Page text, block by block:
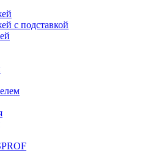
с подставкой